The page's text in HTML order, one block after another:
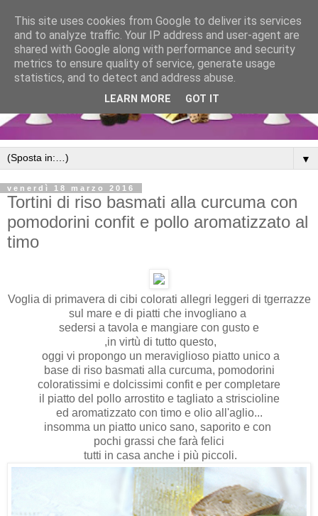
▼
venerdì 18 marzo 2016
Tortini di riso basmati alla curcuma con
pomodorini confit e pollo aromatizzato al
timo
Voglia di primavera di cibi colorati allegri leggeri di tgerrazze
sul mare e di piatti che invogliano a
sedersi a tavola e mangiare con gusto e
,in virtù di tutto questo,
oggi vi propongo un meraviglioso piatto unico a
base di riso basmati alla curcuma, pomodorini
coloratissimi e dolcissimi confit e per completare
il piatto del pollo arrostito e tagliato a striscioline
ed aromatizzato con timo e olio all'aglio...
insomma un piatto unico sano, saporito e con
pochi grassi che farà felici
tutti in casa anche i più piccoli.
This site uses cookies from Google to deliver its services
and to analyze traffic. Your IP address and user-agent are
shared with Google along with performance and security
metrics to ensure quality of service, generate usage
statistics, and to detect and address abuse.
LEARN MORE GOT IT